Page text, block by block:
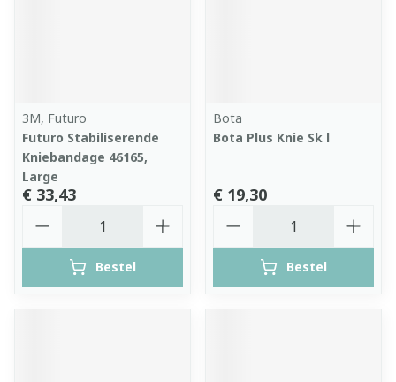
3M, Futuro
Futuro Stabiliserende
Kniebandage 46165,
Large
€ 33,43
Bestel
Bota
Bota Plus Knie Sk l
€ 19,30
Bestel